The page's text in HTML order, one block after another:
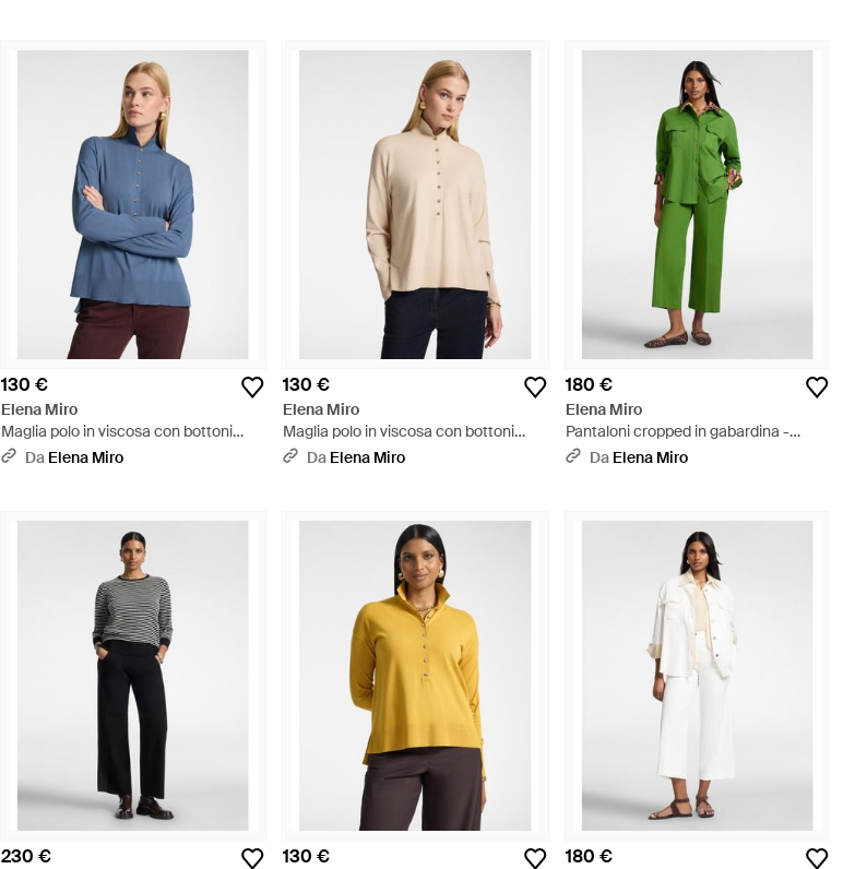
130 €
Elena Miro
Maglia polo in viscosa con bottoni
gioiello - Blu
Da Elena Miro
130 €
Elena Miro
Maglia polo in viscosa con bottoni
gioiello - Neutro
Da Elena Miro
180 €
Elena Miro
Pantaloni cropped in gabardina -
Verde
Da Elena Miro
230 € 130 € 180 €